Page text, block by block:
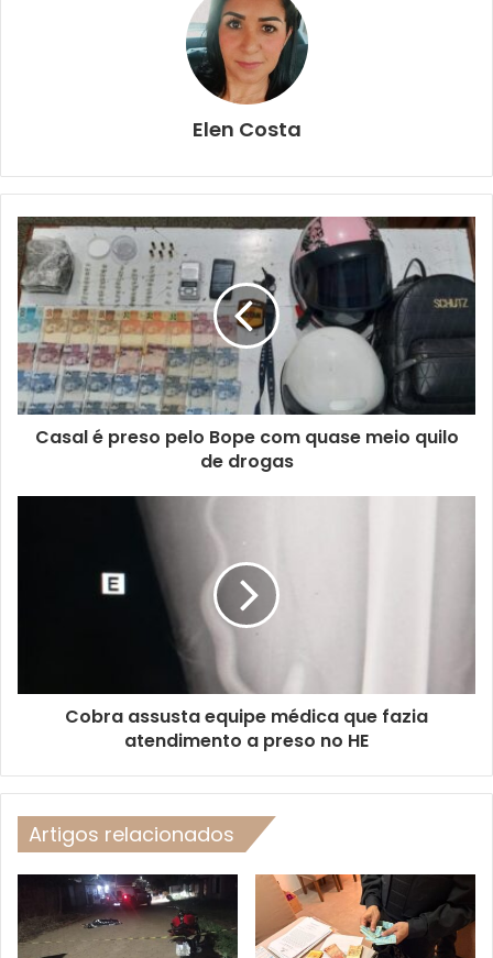
Elen Costa
Casal é preso pelo Bope com quase meio quilo
de drogas
Cobra assusta equipe médica que fazia
atendimento a preso no HE
Artigos relacionados